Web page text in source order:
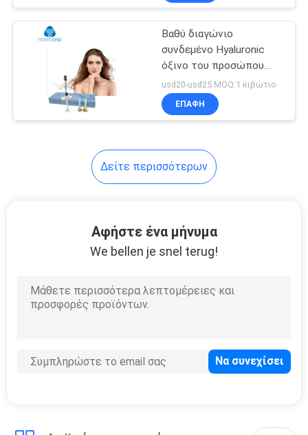
Βαθύ διαγώνιο
συνδεμένο Hyaluronic
όξινο του προσώπου
δερμικό υλικό
πληρώσεως
πηκτωμάτων 1ml
usd20-usd25 MOQ:1 κιβώτιο
ΕΠΑΦΉ
Δείτε περισσότερων
Αφήστε ένα μήνυμα
We bellen je snel terug!